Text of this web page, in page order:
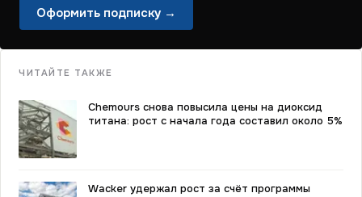
Оформить подписку →
ЧИТАЙТЕ ТАКЖЕ
Chemours снова повысила цены на диоксид
титана: рост с начала года составил около 5%
Wacker удержал рост за счёт программы